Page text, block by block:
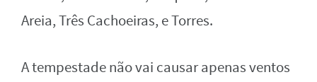
Areia, Três Cachoeiras, e Torres.
A tempestade não vai causar apenas ventos